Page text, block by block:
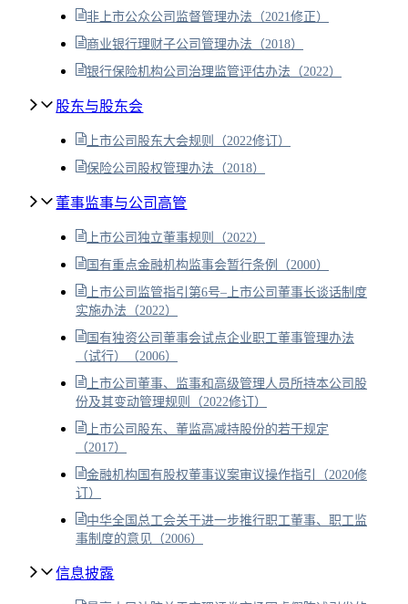
非上市公众公司监督管理办法（2021修正）
商业银行理财子公司管理办法（2018）
银行保险机构公司治理监管评估办法（2022）
股东与股东会
上市公司股东大会规则（2022修订）
保险公司股权管理办法（2018）
董事监事与公司高管
上市公司独立董事规则（2022）
国有重点金融机构监事会暂行条例（2000）
上市公司监管指引第6号–上市公司董事长谈话制度
实施办法（2022）
国有独资公司董事会试点企业职工董事管理办法
（试行）（2006）
上市公司董事、监事和高级管理人员所持本公司股
份及其变动管理规则（2022修订）
上市公司股东、董监高减持股份的若干规定
（2017）
金融机构国有股权董事议案审议操作指引（2020修
订）
中华全国总工会关于进一步推行职工董事、职工监
事制度的意见（2006）
信息披露